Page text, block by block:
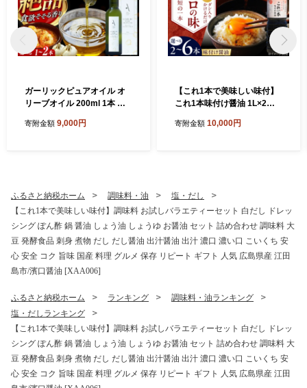
ガーリックピュアオイル オ
リーブオイル 200ml 1本 調
ジン エクストラバージン お
人気 高品質 好評 広島県産 江
田島市/リベラグループ株式
会社 [XAJ083]
寄附金額 9,000円
【これ1本で美味しい味付】
これ1本味付け醤油 1L×2本
ょう油 しょうゆ お醤油 セッ
存 リピート ギフト 人気 高品
質 好評 広島県産 江田島市/濱
口醤油 [XAA009]
寄附金額 10,000円
ふるさと納税ホーム 調味料・油
塩・だし
【これ1本で美味しい味付】調味料 お試しバラエティーセット 白だし ドレッ
シング ぽん酢 鍋 醤油 しょう油 しょうゆ お醤油 セット 詰め合わせ 調味料 大
豆 発酵食品 刺身 煮物 だし だし醤油 出汁醤油 出汁 濃口 濃い口 こいくち 安
心 安全 コク 旨味 国産 料理 グルメ 保存 リピート ギフト 人気 広島県産 江田
島市/濱口醤油 [XAA006]
ふるさと納税ホーム ランキング
調味料・油ランキング
塩・だしランキング
【これ1本で美味しい味付】調味料 お試しバラエティーセット 白だし ドレッ
シング ぽん酢 鍋 醤油 しょう油 しょうゆ お醤油 セット 詰め合わせ 調味料 大
豆 発酵食品 刺身 煮物 だし だし醤油 出汁醤油 出汁 濃口 濃い口 こいくち 安
心 安全 コク 旨味 国産 料理 グルメ 保存 リピート ギフト 人気 広島県産 江田